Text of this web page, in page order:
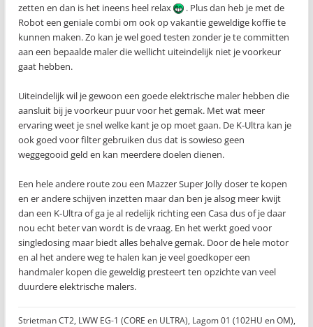
zetten en dan is het ineens heel relax
. Plus dan heb je met de
Robot een geniale combi om ook op vakantie geweldige koffie te
kunnen maken. Zo kan je wel goed testen zonder je te committen
aan een bepaalde maler die wellicht uiteindelijk niet je voorkeur
gaat hebben.
Uiteindelijk wil je gewoon een goede elektrische maler hebben die
aansluit bij je voorkeur puur voor het gemak. Met wat meer
ervaring weet je snel welke kant je op moet gaan. De K-Ultra kan je
ook goed voor filter gebruiken dus dat is sowieso geen
weggegooid geld en kan meerdere doelen dienen.
Een hele andere route zou een Mazzer Super Jolly doser te kopen
en er andere schijven inzetten maar dan ben je alsog meer kwijt
dan een K-Ultra of ga je al redelijk richting een Casa dus of je daar
nou echt beter van wordt is de vraag. En het werkt goed voor
singledosing maar biedt alles behalve gemak. Door de hele motor
en al het andere weg te halen kan je veel goedkoper een
handmaler kopen die geweldig presteert ten opzichte van veel
duurdere elektrische malers.
Strietman CT2, LWW EG-1 (CORE en ULTRA), Lagom 01 (102HU en OM),